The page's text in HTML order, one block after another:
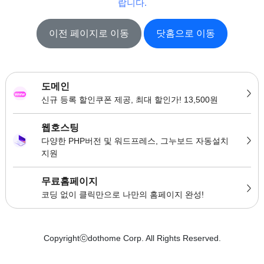
랍니다.
이전 페이지로 이동 닷홈으로 이동
도메인
신규 등록 할인쿠폰 제공, 최대 할인가! 13,500원
웹호스팅
다양한 PHP버전 및 워드프레스, 그누보드 자동설치
지원
무료홈페이지
코딩 없이 클릭만으로 나만의 홈페이지 완성!
Copyrightⓒdothome Corp. All Rights Reserved.